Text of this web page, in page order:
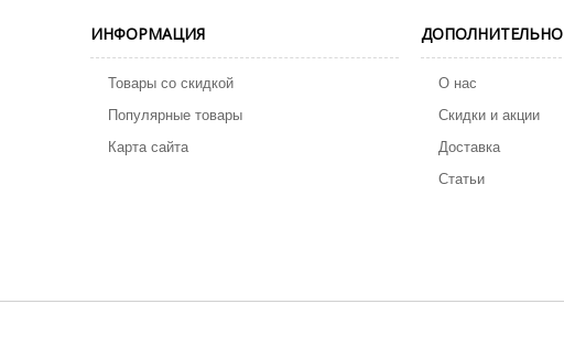
ИНФОРМАЦИЯ
Товары со скидкой
Популярные товары
Карта сайта
ДОПОЛНИТЕЛЬНО
О нас
Скидки и акции
Доставка
Статьи